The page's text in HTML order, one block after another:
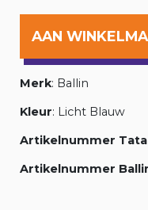
AAN
Merk: Ballin
Kleur: Licht Blauw
Artikelnummer Tata
Artikelnummer